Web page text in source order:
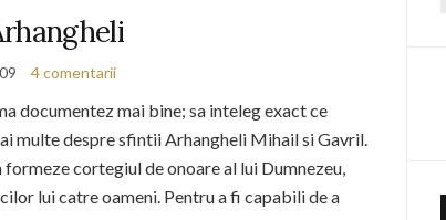
4 comentarii
documentez mai bine; sa inteleg exact ce
multe despre sfintii Arhangheli Mihail si Gavril.
cortegiul de onoare al lui Dumnezeu,
lui catre oameni. Pentru a fi capabili de a